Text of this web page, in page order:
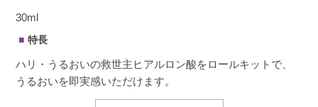
30ml
特長
ハリ・うるおいの救世主ヒアルロン酸をロールキットで、
うるおいを即実感いただけます。